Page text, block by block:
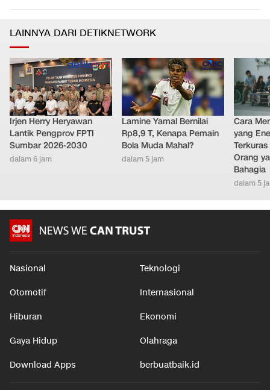
LAINNYA DARI DETIKNETWORK
Irjen Herry Heryawan
Lantik Pengprov FPTI
Sumbar 2026-2030
dalam 6 jam
Lamine Yamal Bernilai
Rp8,9 T, Kenapa Pemain
Bola Muda Mahal?
dalam 5 jam
Cara
yang
Orang
Bahagia
dalam 5
Nasional Teknologi
Otomotif Internasional
Hiburan Ekonomi
Gaya Hidup Olahraga
Download Apps berbuatbaik.id